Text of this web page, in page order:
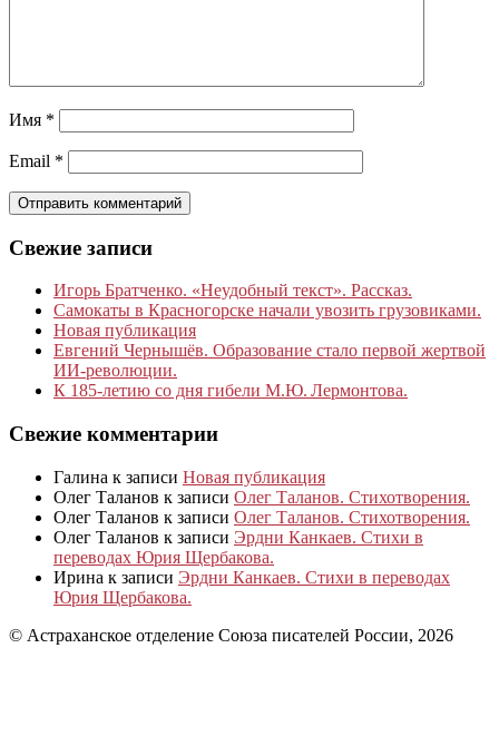
Имя *
Email *
Свежие записи
Игорь Братченко. «Неудобный текст». Рассказ.
Самокаты в Красногорске начали увозить грузовиками.
Новая публикация
Евгений Чернышёв. Образование стало первой жертвой
ИИ-революции.
К 185‑летию со дня гибели М.Ю. Лермонтова.
Свежие комментарии
Галина к записи Новая публикация
Олег Таланов к записи Олег Таланов. Стихотворения.
Олег Таланов к записи Олег Таланов. Стихотворения.
Олег Таланов к записи Эрдни Канкаев. Стихи в
переводах Юрия Щербакова.
Ирина к записи Эрдни Канкаев. Стихи в переводах
Юрия Щербакова.
© Астраханское отделение Союза писателей России, 2026